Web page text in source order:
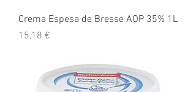
Crema Espesa de Bresse AOP 35% 1L
Precio
15,18 €